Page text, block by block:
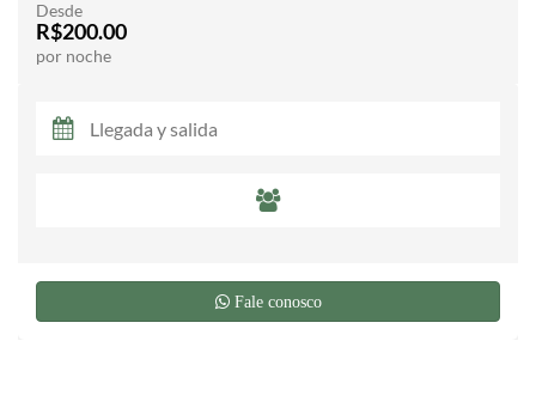
Desde
R$200.00
por noche
Fale conosco